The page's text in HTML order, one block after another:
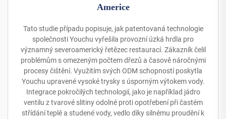
Americe
Tato studie případu popisuje, jak patentovaná technologie
společnosti Youchu vyřešila provozní úzká hrdla pro
významný severoamerický řetězec restaurací. Zákazník čelil
problémům s omezeným počtem dřezů a časově náročnými
procesy čištění. Využitím svých ODM schopností poskytla
Youchu upravené vysoké trysky s úsporným výtokem vody.
Integrace pokročilých technologií, jako je například jádro
ventilu z tvarové slitiny odolné proti opotřebení při častém
střídání teplé a studené vody, vedlo díky silnému proudění k